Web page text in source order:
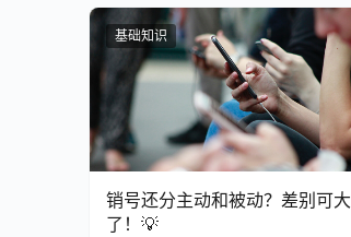
基础知识
销号还分主动和被动？差别可大
了！💡